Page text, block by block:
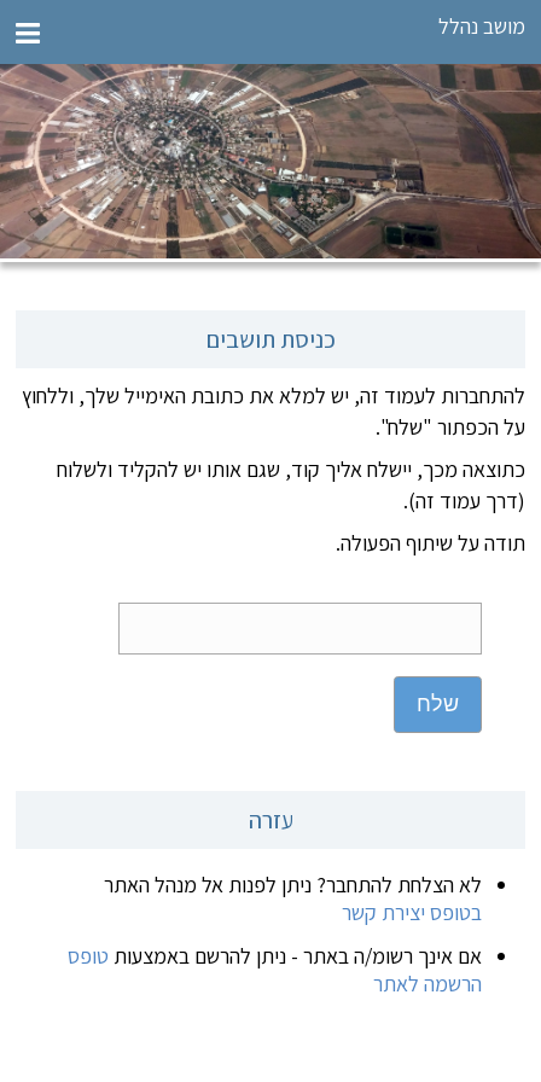
מושב נהלל
כניסת תושבים
להתחברות לעמוד זה, יש למלא את כתובת האימייל שלך, וללחוץ
על הכפתור "שלח".
כתוצאה מכך, יישלח אליך קוד, שגם אותו יש להקליד ולשלוח
(דרך עמוד זה).
תודה על שיתוף הפעולה.
שלח
עזרה
לא הצלחת להתחבר? ניתן לפנות אל מנהל האתר
בטופס יצירת קשר
אם אינך רשומ/ה באתר - ניתן להרשם באמצעות טופס
הרשמה לאתר